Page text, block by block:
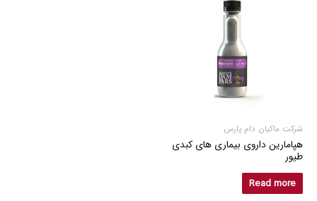
شرکت ماکیان دام پارس
هپامارین داروی بیماری های کبدی
طیور
Read more